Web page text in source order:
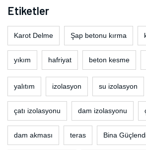
Etiketler
Karot Delme Şap betonu kırma
yıkım hafriyat beton kesme
yalıtım izolasyon su izolasyon
çatı izolasyonu dam izolasyonu
dam akması teras Bina